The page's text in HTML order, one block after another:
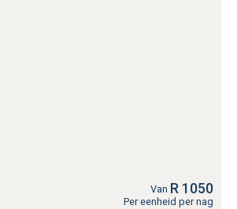
Van R 1050
Per eenheid per nag